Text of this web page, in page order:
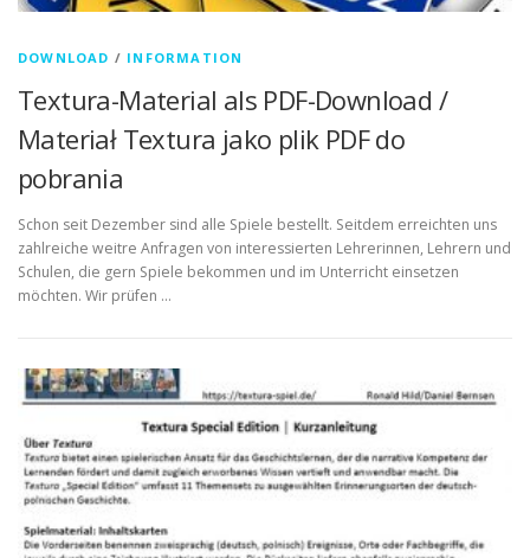
DOWNLOAD / INFORMATION
Textura-Material als PDF-Download /
Materiał Textura jako plik PDF do
pobrania
Schon seit Dezember sind alle Spiele bestellt. Seitdem erreichten uns
zahlreiche weitre Anfragen von interessierten Lehrerinnen, Lehrern und
Schulen, die gern Spiele bekommen und im Unterricht einsetzen
möchten. Wir prüfen …